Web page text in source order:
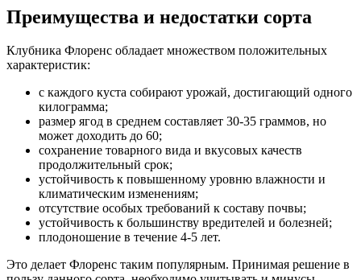
Преимущества и недостатки сорта
Клубника Флоренс обладает множеством положительных
характеристик:
с каждого куста собирают урожай, достигающий одного
килограмма;
размер ягод в среднем составляет 30-35 граммов, но
может доходить до 60;
сохранение товарного вида и вкусовых качеств
продолжительный срок;
устойчивость к повышенному уровню влажности и
климатическим изменениям;
отсутствие особых требований к составу почвы;
устойчивость к большинству вредителей и болезней;
плодоношение в течение 4-5 лет.
Это делает Флоренс таким популярным. Принимая решение в